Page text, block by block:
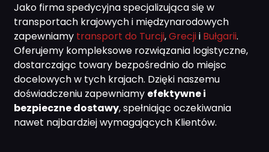
Jako firma spedycyjna specjalizująca się w
transportach krajowych i międzynarodowych
zapewniamy transport do Turcji,Grecjii Bułgarii.
Oferujemy kompleksowe rozwiązania logistyczne,
dostarczając towary bezpośrednio do miejsc
docelowych w tych krajach. Dzięki naszemu
doświadczeniu zapewniamy efektywne i
bezpieczne dostawy, spełniając oczekiwania
nawet najbardziej wymagających Klientów.